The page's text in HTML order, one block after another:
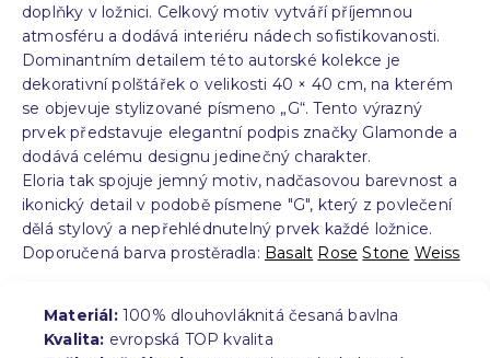
doplňky v ložnici. Celkový motiv vytváří příjemnou
atmosféru a dodává interiéru nádech sofistikovanosti.
Dominantním detailem této autorské kolekce je
dekorativní polštářek o velikosti 40 × 40 cm, na kterém
se objevuje stylizované písmeno „G“. Tento výrazný
prvek představuje elegantní podpis značky Glamonde a
dodává celému designu jedinečný charakter.
Eloria tak spojuje jemný motiv, nadčasovou barevnost a
ikonický detail v podobě písmene "G", který z povlečení
dělá stylový a nepřehlédnutelný prvek každé ložnice.
Doporučená barva prostěradla: Basalt Rose Stone Weiss
Materiál:100% dlouhovláknitá česaná bavlna
Kvalita: evropská TOP kvalita